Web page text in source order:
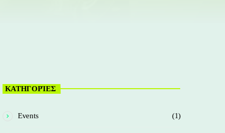
ΚΑΤΗΓΟΡΊΕΣ
Events (1)